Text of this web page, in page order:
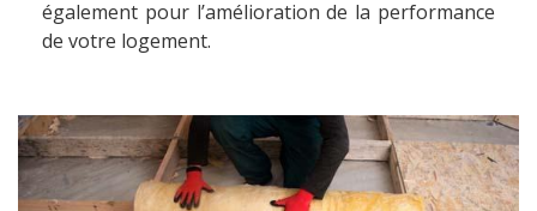
également pour l’amélioration de la performance
de votre logement.